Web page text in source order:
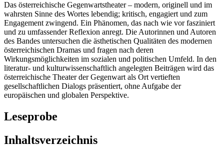
Das österreichische Gegenwartstheater – modern, originell und im
wahrsten Sinne des Wortes lebendig; kritisch, engagiert und zum
Engagement zwingend. Ein Phänomen, das nach wie vor fasziniert
und zu umfassender Reflexion anregt. Die Autorinnen und Autoren
des Bandes untersuchen die ästhetischen Qualitäten des modernen
österreichischen Dramas und fragen nach deren
Wirkungsmöglichkeiten im sozialen und politischen Umfeld. In den
literatur- und kulturwissenschaftlich angelegten Beiträgen wird das
österreichische Theater der Gegenwart als Ort vertieften
gesellschaftlichen Dialogs präsentiert, ohne Aufgabe der
europäischen und globalen Perspektive.
Leseprobe
Inhaltsverzeichnis